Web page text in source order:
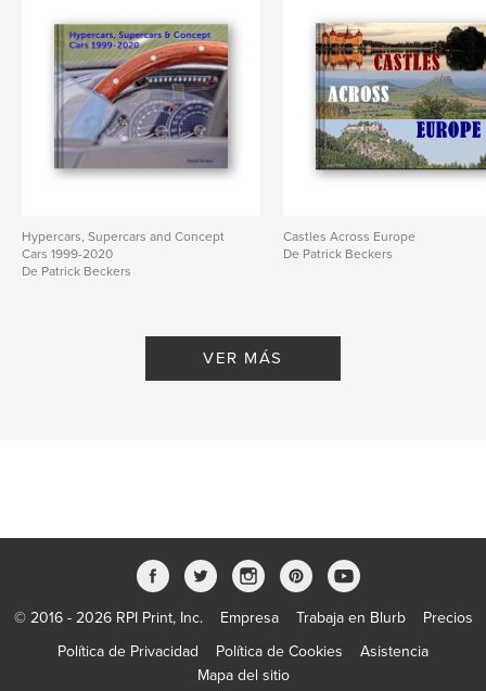
IdiomaDutch
Palabras clave
Chateaux , Frankrijk , castles ,
Europa , burchten ,
Hypercars, Supercars and Concept
Cars 1999-2020
De Patrick Beckers
Castles Across Europe
De Patrick Beckers
VER MÁS
© 2016 - 2026 RPI Print, Inc. Empresa Trabaja en Blurb
Precios
Política de Privacidad
Política de Cookies
Asistencia
Mapa del sitio